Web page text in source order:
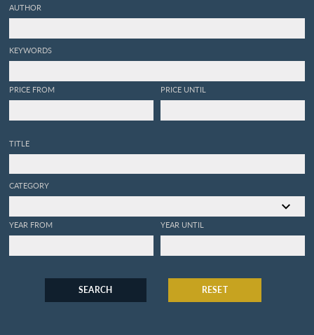
AUTHOR
KEYWORDS
PRICE FROM PRICE UNTIL
TITLE
CATEGORY
YEAR FROM YEAR UNTIL
SEARCH RESET